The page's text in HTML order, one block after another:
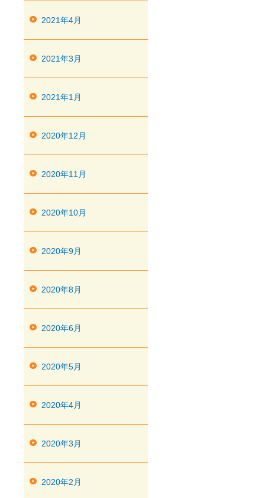
2021年4月
2021年3月
2021年1月
2020年12月
2020年11月
2020年10月
2020年9月
2020年8月
2020年6月
2020年5月
2020年4月
2020年3月
2020年2月